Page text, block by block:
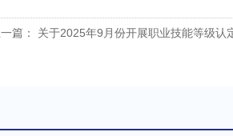
一篇： 关于2025年9月份开展职业技能等级认